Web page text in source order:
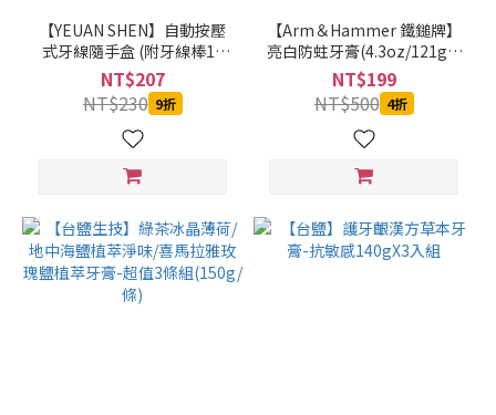
【YEUAN SHEN】自動按壓
式牙線隨手盒 (附牙線棒10
支) 5入組
NT$207
NT$230 9折
【Arm＆Hammer 鐵鎚牌】
亮白防蛀牙膏(4.3oz/121g)2
入組
NT$199
NT$500 4折